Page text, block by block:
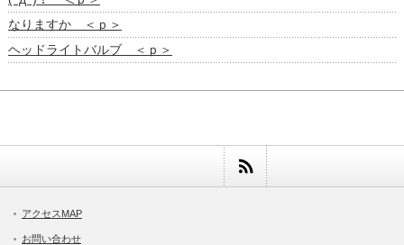
なりますか ＜ｐ＞
ヘッドライトバルブ ＜ｐ＞
アクセスMAP
お問い合わせ